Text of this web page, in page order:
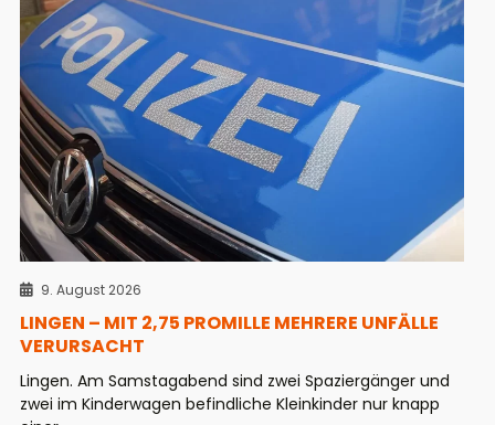
9. August 2026
LINGEN – MIT 2,75 PROMILLE MEHRERE UNFÄLLE
VERURSACHT
Lingen. Am Samstagabend sind zwei Spaziergänger und
zwei im Kinderwagen befindliche Kleinkinder nur knapp